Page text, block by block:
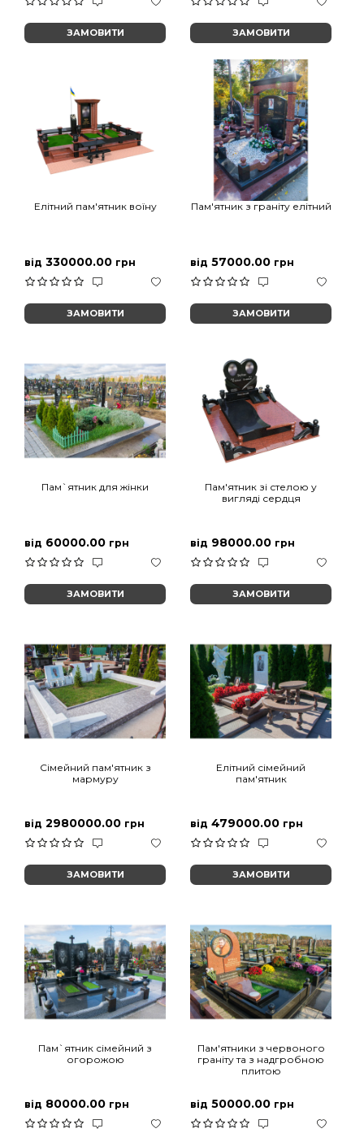
ЗАМОВИТИ ЗАМОВИТИ
Елітний пам'ятник воїну
від 330000.00 грн
ЗАМОВИТИ
Пам'ятник з граніту елітний
від 57000.00 грн
ЗАМОВИТИ
Пам`ятник для жінки
від 60000.00 грн
ЗАМОВИТИ
Пам'ятник зі стелою у
вигляді сердця
від 98000.00 грн
ЗАМОВИТИ
Сімейний пам'ятник з
мармуру
від 2980000.00 грн
ЗАМОВИТИ
Елітний сімейний
пам'ятник
від 479000.00 грн
ЗАМОВИТИ
Пам`ятник сімейний з
огорожою
від 80000.00 грн
Пам'ятники з червоного
граніту та з надгробною
плитою
від 50000.00 грн